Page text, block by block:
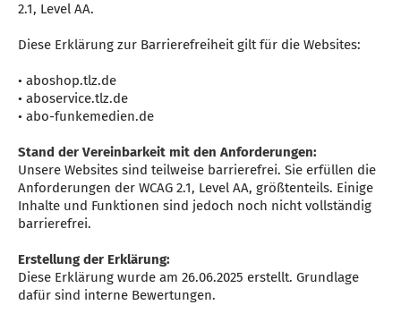
2.1, Level AA.
Diese Erklärung zur Barrierefreiheit gilt für die Websites:
• aboshop.tlz.de
• aboservice.tlz.de
• abo-funkemedien.de
Stand der Vereinbarkeit mit den Anforderungen:
Unsere Websites sind teilweise barrierefrei. Sie erfüllen die
Anforderungen der WCAG 2.1, Level AA, größtenteils. Einige
Inhalte und Funktionen sind jedoch noch nicht vollständig
barrierefrei.
Erstellung der Erklärung:
Diese Erklärung wurde am 26.06.2025 erstellt. Grundlage
dafür sind interne Bewertungen.